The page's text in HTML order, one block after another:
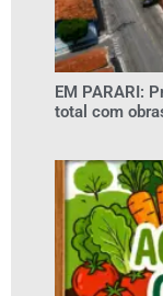
EM PARARI:
total com